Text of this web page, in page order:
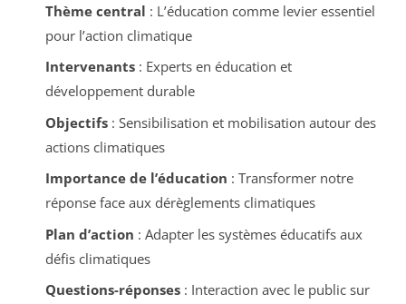
Thème central : L’éducation comme levier essentiel
pour l’action climatique
Intervenants: Experts en éducation et
développement durable
Objectifs: Sensibilisation et mobilisation autour des
actions climatiques
Importance de l’éducation : Transformer notre
réponse face aux dérèglements climatiques
Plan d’action : Adapter les systèmes éducatifs aux
défis climatiques
Questions-réponses: Interaction avec le public sur